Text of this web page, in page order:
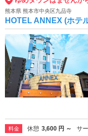
熊本県 熊本市中央区九品寺
HOTEL ANNEX (ホテ
料金 休憩 3,600 円 ～ サ